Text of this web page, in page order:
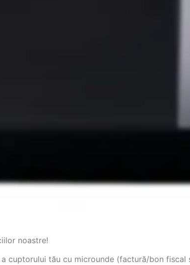
noastre!
cuptorului tău cu microunde (factură/bon fiscal